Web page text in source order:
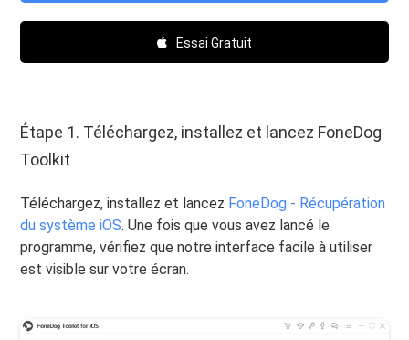
Essai Gratuit
Étape 1. Téléchargez, installez et lancez FoneDog
Toolkit
Téléchargez, installez et lancez FoneDog - Récupération
du système iOS. Une fois que vous avez lancé le
programme, vérifiez que notre interface facile à utiliser
est visible sur votre écran.